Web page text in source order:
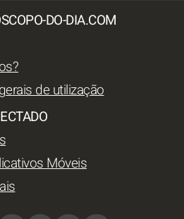
DO-DIA.COM
de utilização
Móveis